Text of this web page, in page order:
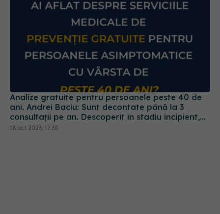
Analize gratuite pentru persoanele peste 40 de
ani. Andrei Baciu: Sunt decontate până la 3
consultații pe an. Descoperit în stadiu incipient,
cancerul poate fi tratat
18 oct 2023, 17:30